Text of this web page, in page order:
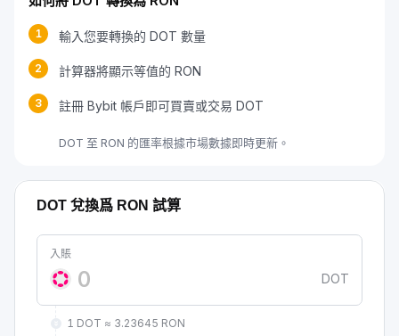
1 輸入您要轉換的 DOT 數量
2 計算器將顯示等值的 RON
3 註冊 Bybit 帳戶即可買賣或交易 DOT
DOT 至 RON 的匯率根據市場數據即時更新。
DOT 兌換爲 RON 試算
入賬
DOT
1 DOT ≈ 3.23645 RON